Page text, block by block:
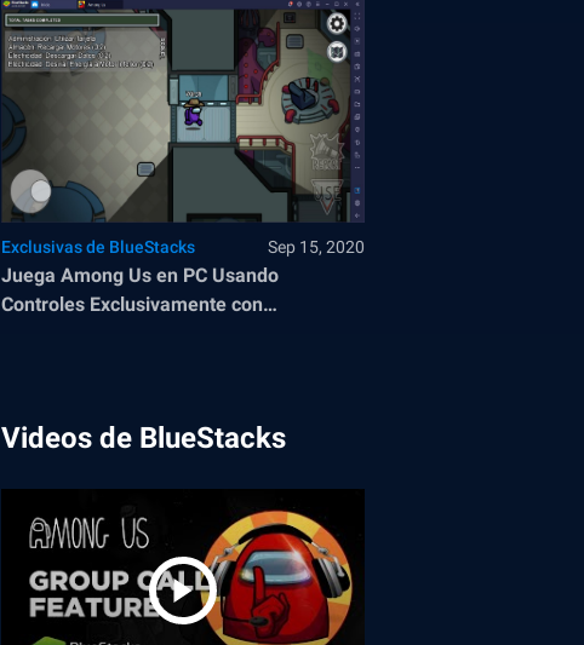
Exclusivas de BlueStacks Sep 15, 2020
Juega Among Us en PC Usando
Controles Exclusivamente con
Videos de BlueStacks